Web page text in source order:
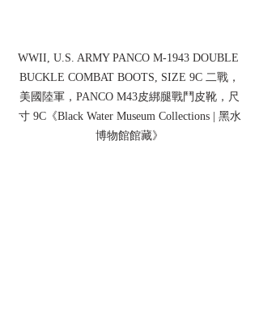
WWII, U.S. ARMY PANCO M-1943 DOUBLE
BUCKLE COMBAT BOOTS, SIZE 9C 二戰，
美國陸軍，PANCO M43皮綁腿戰鬥皮靴，尺
寸 9C《Black Water Museum Collections | 黑水
博物館館藏》